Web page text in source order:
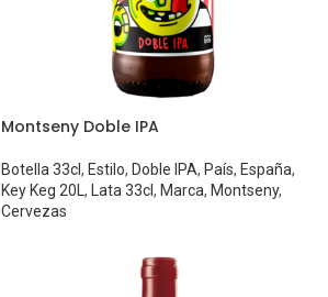
Montseny Doble IPA
Botella 33cl, Estilo, Doble IPA, País, España,
Key Keg 20L , Lata 33cl, Marca, Montseny,
Cervezas